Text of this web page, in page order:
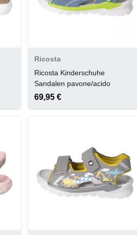
Ricosta
Ricosta Kinderschuhe
Sandalen pavone/acido
69,95 €